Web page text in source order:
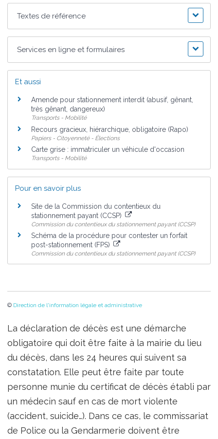
Textes de référence
Services en ligne et formulaires
Et aussi
Amende pour stationnement interdit (abusif, gênant,
très gênant, dangereux)
Transports - Mobilité
Recours gracieux, hiérarchique, obligatoire (Rapo)
Papiers - Citoyenneté - Élections
Carte grise : immatriculer un véhicule d'occasion
Transports - Mobilité
Pour en savoir plus
Site de la Commission du contentieux du
stationnement payant (CCSP)
Commission du contentieux du stationnement payant (CCSP)
Schéma de la procédure pour contester un forfait
post-stationnement (FPS)
Commission du contentieux du stationnement payant (CCSP)
© Direction de l'information légale et administrative
La déclaration de décès est une démarche
obligatoire qui doit être faite à la mairie du lieu
du décès, dans les 24 heures qui suivent sa
constatation. Elle peut être faite par toute
personne munie du certificat de décès établi par
un médecin sauf en cas de mort violente
(accident, suicide…). Dans ce cas, le commissariat
de Police ou la Gendarmerie doivent être